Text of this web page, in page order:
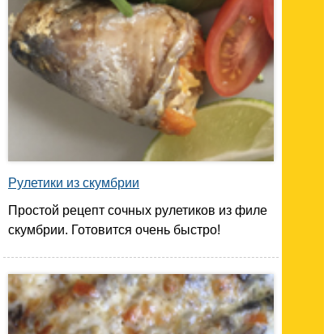
Рулетики из скумбрии
Простой рецепт сочных рулетиков из филе
скумбрии. Готовится очень быстро!